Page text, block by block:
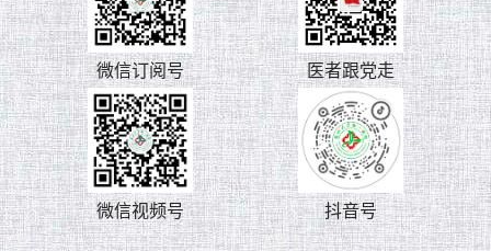
微信订阅号 医者跟党走
微信视频号 抖音号